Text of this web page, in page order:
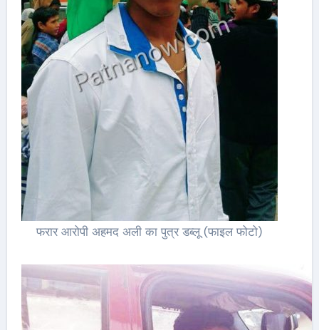
फरार आरोपी अहमद अली का पुत्र डब्लू (फाइल फोटो)